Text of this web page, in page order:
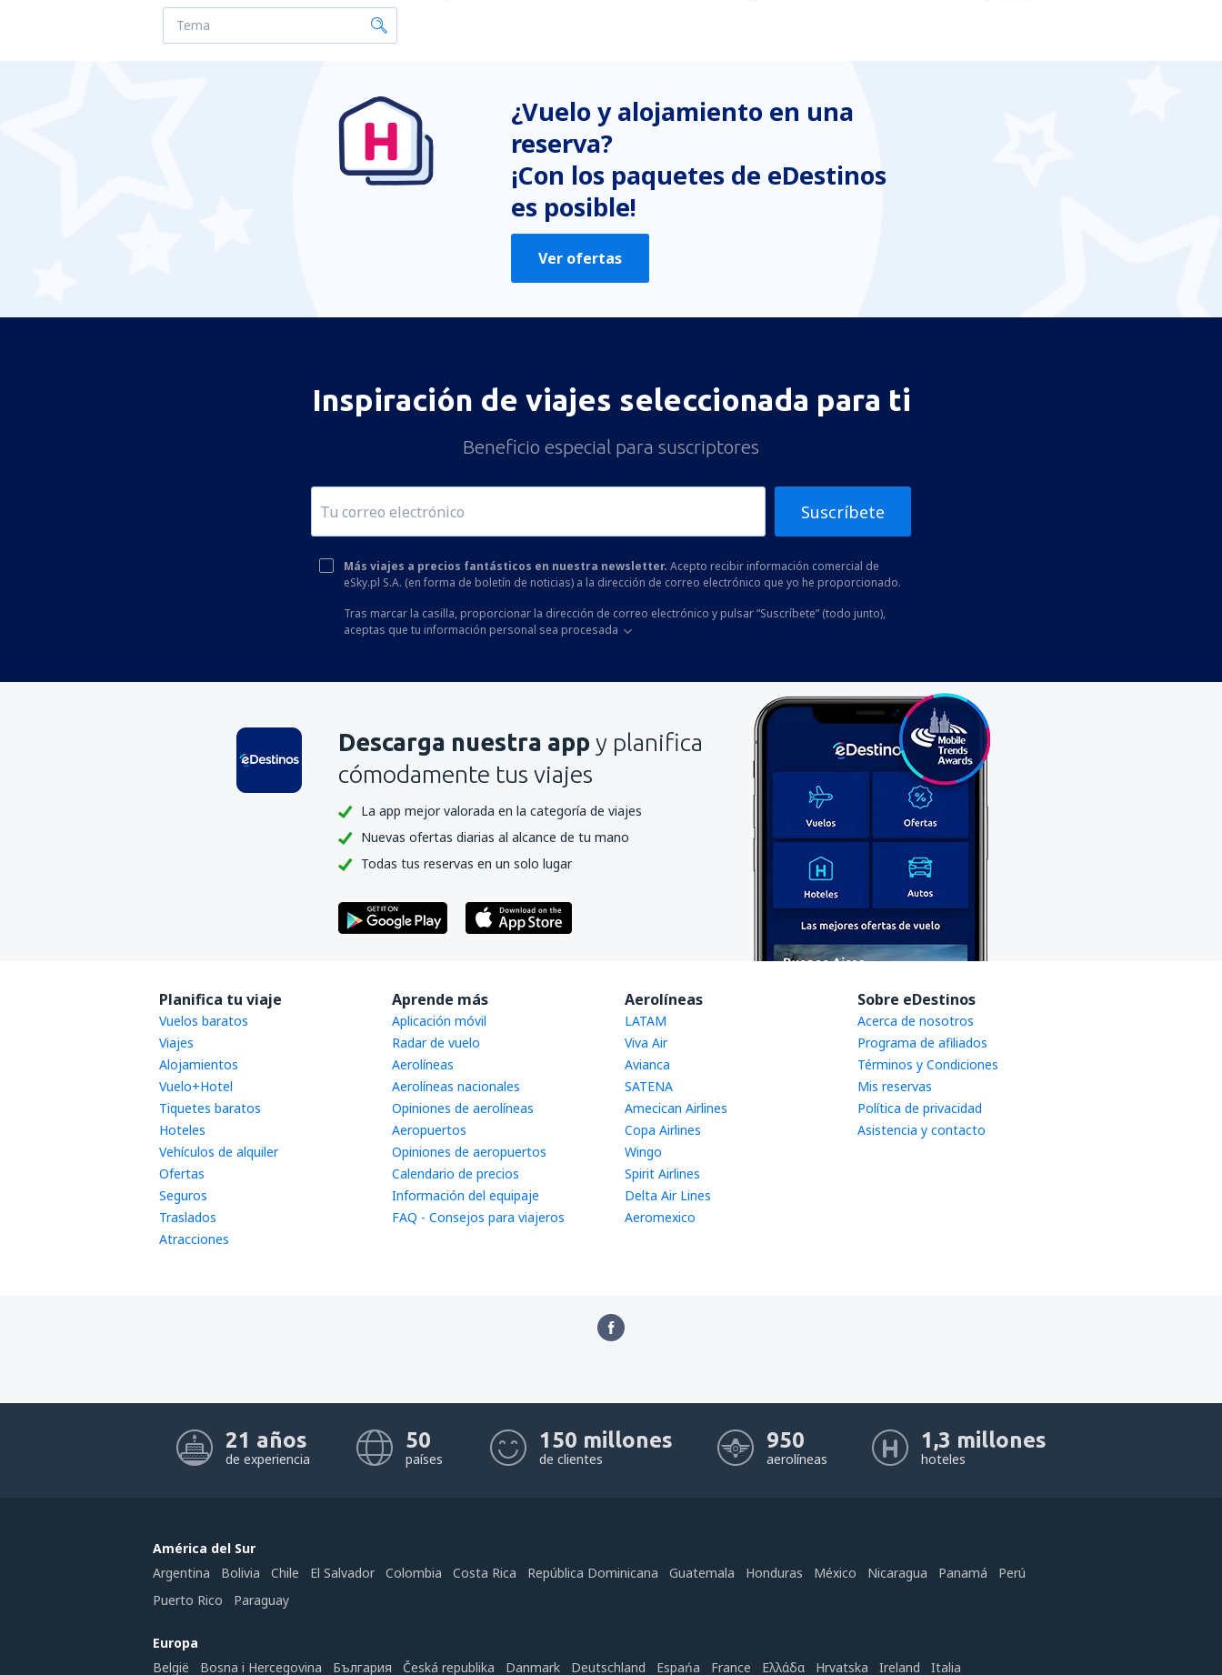
Contiene información incorrecta
No profundiza en el tema
Es demasiado largo
Enviar
¿Vuelo y alojamiento en una
reserva?
¡Con los paquetes de eDestinos
es posible!
Ver ofertas
Inspiración de viajes seleccionada para ti
Beneficio especial para suscriptores
Suscríbete
Más viajes a precios fantásticos en nuestra newsletter. Acepto recibir información comercial de
eSky.pl S.A. (en forma de boletín de noticias) a la dirección de correo electrónico que yo he proporcionado.
Tras marcar la casilla, proporcionar la dirección de correo electrónico y pulsar “Suscríbete” (todo junto),
aceptas que tu información personal sea procesada
Descarga nuestra app y planifica
cómodamente tus viajes
La app mejor valorada en la categoría de viajes
Nuevas ofertas diarias al alcance de tu mano
Todas tus reservas en un solo lugar
Planifica tu viaje
Vuelos baratos
Viajes
Alojamientos
Vuelo+Hotel
Tiquetes baratos
Hoteles
Vehículos de alquiler
Ofertas
Seguros
Traslados
Atracciones
Aprende más
Aplicación móvil
Radar de vuelo
Aerolíneas
Aerolíneas nacionales
Opiniones de aerolíneas
Aeropuertos
Opiniones de aeropuertos
Calendario de precios
Información del equipaje
FAQ - Consejos para viajeros
Aerolíneas
LATAM
Viva Air
Avianca
SATENA
Amecican Airlines
Copa Airlines
Wingo
Spirit Airlines
Delta Air Lines
Aeromexico
Sobre eDestinos
Acerca de nosotros
Programa de afiliados
Términos y Condiciones
Mis reservas
Política de privacidad
Asistencia y contacto
21 años
de experiencia
50
países
150 millones
de clientes
950
aerolíneas
1,3 millones
hoteles
América del Sur
Argentina
Bolivia Chile El Salvador Colombia Costa Rica República Dominicana Guatemala Honduras México Nicaragua Panamá
Perú
Puerto Rico
Paraguay
Europa
België
Bosna i Hercegovina България Česká republika Danmark Deutschland Espańa France Ελλάδα Hrvatska Ireland Italia